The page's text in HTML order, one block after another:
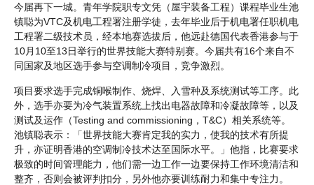
今届再下一城。青年学院职专文凭（屋宇装备工程）课程毕业生池
镇聪为VTC及机电工程署注册学徒，去年毕业后于机电署任职机电
工程署二级技术员，经本地赛选拔后，他远赴德国代表香港参与于
10月10至13日举行的世界技能大赛特别赛。今届共有16个来自不
同国家及地区选手参与空调制冷项目，竞争激烈。
项目要求选手完成铜喉制作、烧焊、入雪种及系统测试等工序。此
外，选手亦要为冷气装置系统上找出电器故障和冷凝故障等，以及
测试及运作（Testing and commissioning，T&C）相关系统等。
池镇聪表示：「世界技能大赛肯定我的实力，使我的技术有所提
升，亦证明香港的空调制冷技术达至国际水平。」他指，比赛要求
极致的时间管理能力，他们需一边工作一边要保持工作环境清洁和
整齐，否则会被评判扣分，另外他亦要训练耐力和集中专注力。